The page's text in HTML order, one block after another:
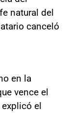
natural del
canceló
en la
vence el
el